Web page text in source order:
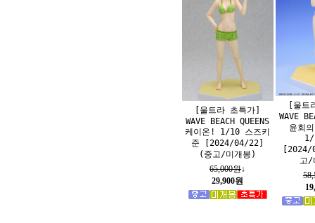
[울트라 초특가]
WAVE BEACH QUEENS
케이온! 1/10 스즈키
준 [2024/04/22]
(중고/미개봉)
65,000원↓
29,900원
[울트
WAVE
윤회
1/
고/